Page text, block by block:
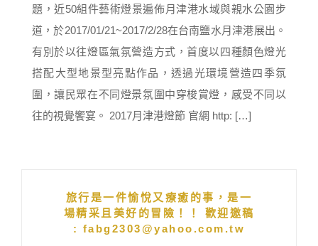
題，近50組件藝術燈景遍佈月津港水域與親水公園步
道，於2017/01/21~2017/2/28在台南鹽水月津港展出。
有別於以往燈區氣氛營造方式，首度以四種顏色燈光
搭配大型地景型亮點作品，透過光環境營造四季氛
圍，讓民眾在不同燈景氛圍中穿梭賞燈，感受不同以
往的視覺饗宴。 2017月津港燈節 官網 http: […]
旅行是一件愉悅又療癒的事，是一
場精采且美好的冒險！！ 歡迎邀稿
: fabg2303@yahoo.com.tw